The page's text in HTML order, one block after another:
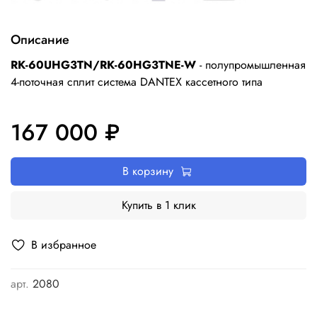
В избранное
арт. 2080
Описание
RK-60UHG3TN/RK-60HG3TNE-W - полупромышленная
4-поточная сплит система DANTEX кассетного типа
167 000 ₽
В корзину
Купить в 1 клик